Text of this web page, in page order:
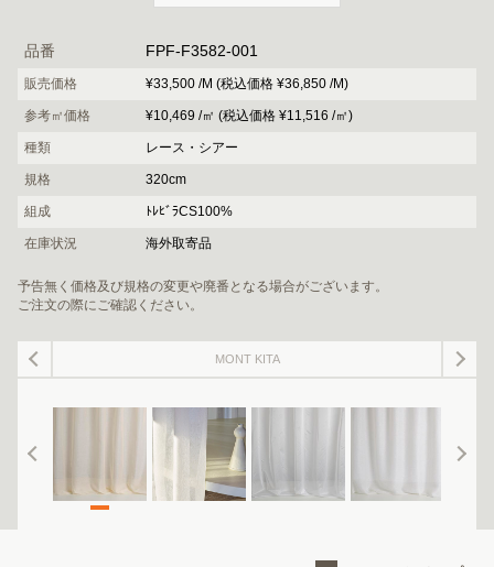
品番 FPF-F3582-001
販売価格 ¥33,500 /M (税込価格 ¥36,850 /M)
参考㎡価格 ¥10,469 /㎡ (税込価格 ¥11,516 /㎡)
種類 レース・シアー
規格 320cm
組成 ﾄﾚﾋﾞﾗCS100%
在庫状況 海外取寄品
予告無く価格及び規格の変更や廃番となる場合がございます。
ご注文の際にご確認ください。
MONT KITA